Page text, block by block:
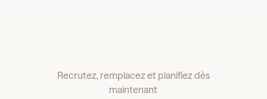
Recrutez, remplacez et planifiez dès
maintenant